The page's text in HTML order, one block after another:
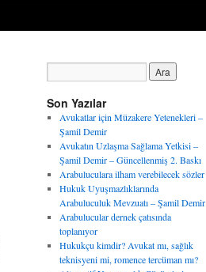
Son Yazılar
Avukatlar için Müzakere Yetenekleri –
Şamil Demir
Avukatın Uzlaşma Sağlama Yetkisi –
Şamil Demir – Güncellenmiş 2. Baskı
Arabuluculara ilham verebilecek sözler
Hukuk Uyuşmazlıklarında
Arabuluculuk Mevzuatı – Şamil Demir
Arabulucular dernek çatısında
toplanıyor
Hukukçu kimdir? Avukat mı, sağlık
teknisyeni mi, romence tercüman mı?